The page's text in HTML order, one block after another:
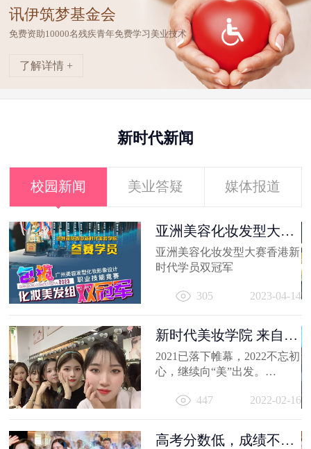
讯伊筑梦基金会
免费资助10000名残疾青年免费学习美业技术
了解详情 +
新时代新闻
校园新闻 美业答疑 媒体报道
亚洲美容化妆发型大赛
香港新时代...
亚洲美容化妆发型大赛香港新
时代学员双冠军
305 2023-04-14
新时代美妆学院 来自
2021的回忆
2021已落下帷幕，2022不忘初
心，继续向“美”出发。
的小...
447 2022-02-16
高考分数低，成绩不理